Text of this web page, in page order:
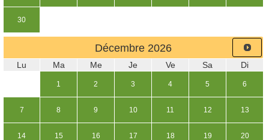
30
Décembre 2026
Lu Ma Me Je Ve Sa Di
1 2 3 4 5 6
7 8 9 10 11 12 13
14 15 16 17 18 19 20